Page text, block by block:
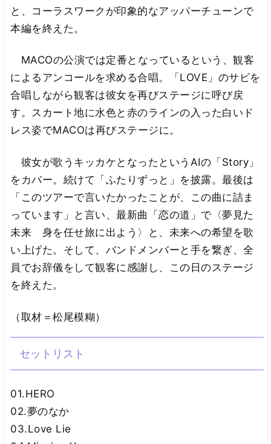
と、コーラスワークが印象的なアッパーチューンで
本編を終えた。
MACOの公演では定番となっているという、観客
によるアンコールを求める合唱。「LOVE」のサビを
合唱しながら観客は彼女を再びステージに呼び戻
す。スカート地に水色と赤のラインの入った白いド
レス姿でMACOは再びステージに。
彼女が歌うキッカケとなったというAIの「Story」
をカバー。続けて「ふたりずっと」を披露。最後は
「このツアーで言いたかったことが、この曲に詰ま
っています」と言い、最新曲「恋の道」で〈夢見た
未来 身を任せ旅に出よう〉と、未来への希望を歌
い上げた。そして、バンドメンバーと手を繋ぎ、全
員でお辞儀をして観客に感謝し、この日のステージ
を終えた。
（取材＝松尾模糊）
セットリスト
01.HERO
02.夢のなか
03.Love Lie